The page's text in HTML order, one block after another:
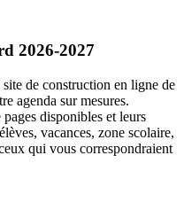
2026-2027
de construction en ligne de
agenda sur mesures.
disponibles et leurs
vacances, zone scolaire,
qui vous correspondraient